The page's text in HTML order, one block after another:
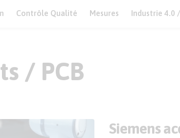
Contrôle Qualité Mesures Industrie 4.0 /
/ PCB
Siemens